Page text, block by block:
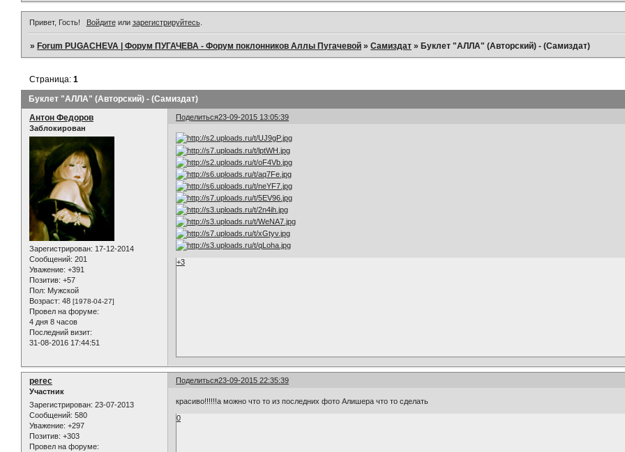
Привет, Гость! Войдитеили зарегистрируйтесь.
»Forum PUGACHEVA | Форум ПУГАЧЕВА - Форум поклонников Аллы Пугачевой »Самиздат »Буклет "АЛЛА" (Авторский) - (Самиздат)
Буклет "АЛЛА" (Авторский) - (Самиздат)
Страница:1
Поделиться23-09-2015 13:05:39
Антон Федоров
Заблокирован
Зарегистрирован: 17-12-2014
Сообщений: 201
Уважение: +391
Позитив: +57
Пол: Мужской
Возраст: 48 [1978-04-27]
Провел на форуме:
4 дня 8 часов
Последний визит:
31-08-2016 17:44:51
+3
Поделиться23-09-2015 22:35:39
perec
Участник
Зарегистрирован: 23-07-2013
Сообщений: 580
Уважение: +297
Позитив: +303
Провел на форуме:
красиво!!!!!!а можно что то из последних фото Алишера что то сделать
0